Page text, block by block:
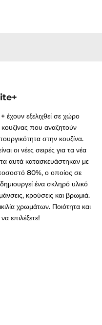
εξελιχθεί σε χώρο
κουζίνας που αναζητούν
στην κουζίνα.
οι νέες σειρές για τα νέα
αυτά κατασκευάστηκαν με
80%, ο οποίος σε
ένα σκληρό υλικό
κρούσεις και βρωμιά.
χρωμάτων. Ποιότητα και
επιλέξετε!